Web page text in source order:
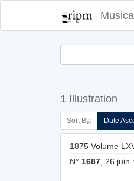
1 Illustration
Sort By: Date
1875 Volume
N° 1687 , 26